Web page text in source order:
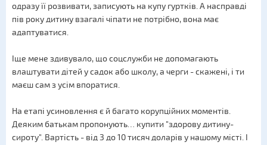
одразу її розвивати, записують на купу гуртків. А насправді
пів року дитину взагалі чіпати не потрібно, вона має
адаптуватися.
Іще мене здивувало, що соцслужби не допомагають
влаштувати дітей у садок або школу, а черги - скажені, і ти
маєш сам з усім впоратися.
На етапі усиновлення є й багато корупційних моментів.
Деяким батькам пропонують… купити "здорову дитину-
сироту". Вартість - від 3 до 10 тисяч доларів у нашому місті. І